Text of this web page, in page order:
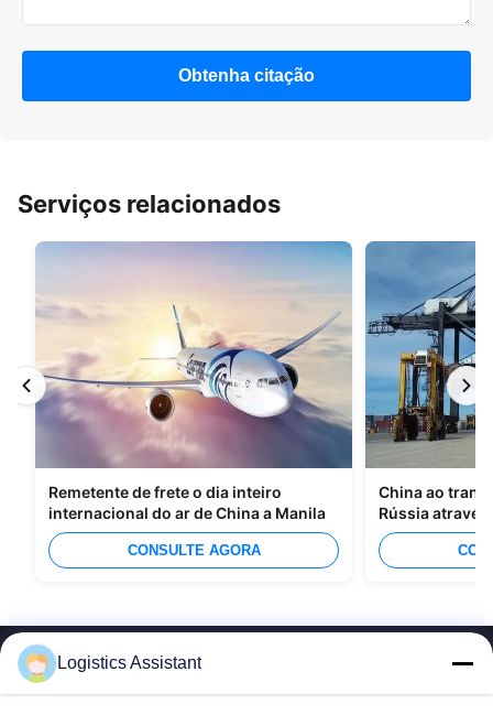
Obtenha citação
Serviços relacionados
Remetente de frete o dia inteiro
internacional do ar de China a Manila
CONSULTE AGORA
China ao
Rússia através
Logistics Assistant